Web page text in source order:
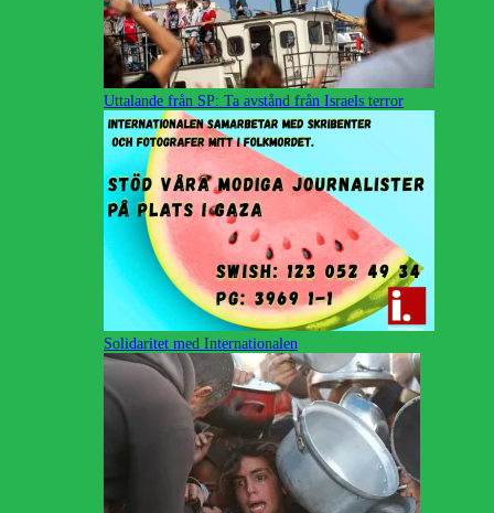
Uttalande från SP: Ta avstånd från Israels terror
Solidaritet med Internationalen